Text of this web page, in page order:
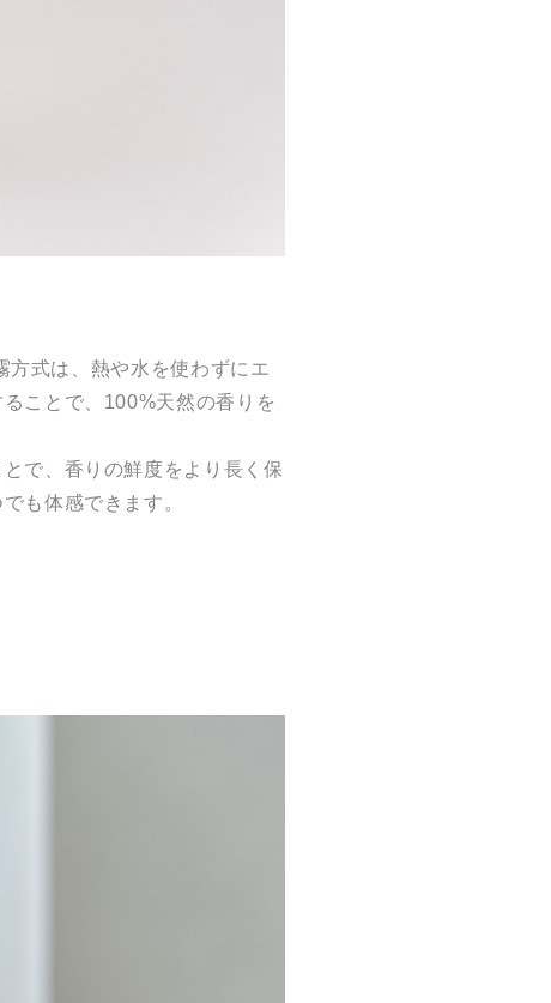
方式は、熱や水を使わずにエ
ことで、100%天然の香りを
で、香りの鮮度をより長く保
も体感できます。